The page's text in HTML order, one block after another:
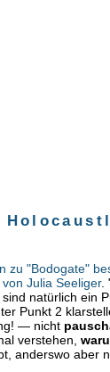
zu "Bodogate"
von Julia Seeliger.
natürlich ein
Punkt 2
— nicht
verstehen,
anderswo aber